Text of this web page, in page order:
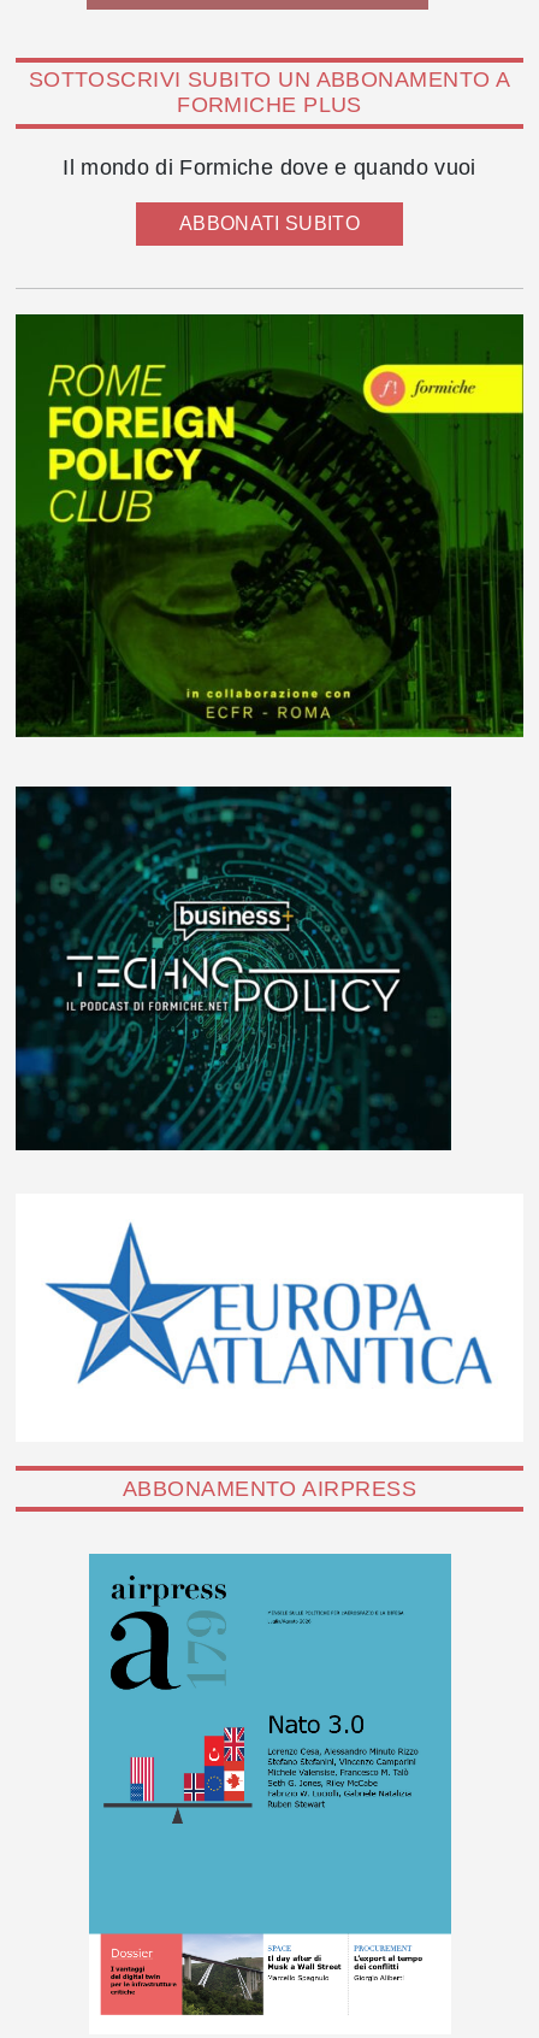
SOTTOSCRIVI SUBITO UN ABBONAMENTO A
FORMICHE PLUS
Il mondo di Formiche dove e quando vuoi
ABBONATI SUBITO
ABBONAMENTO AIRPRESS